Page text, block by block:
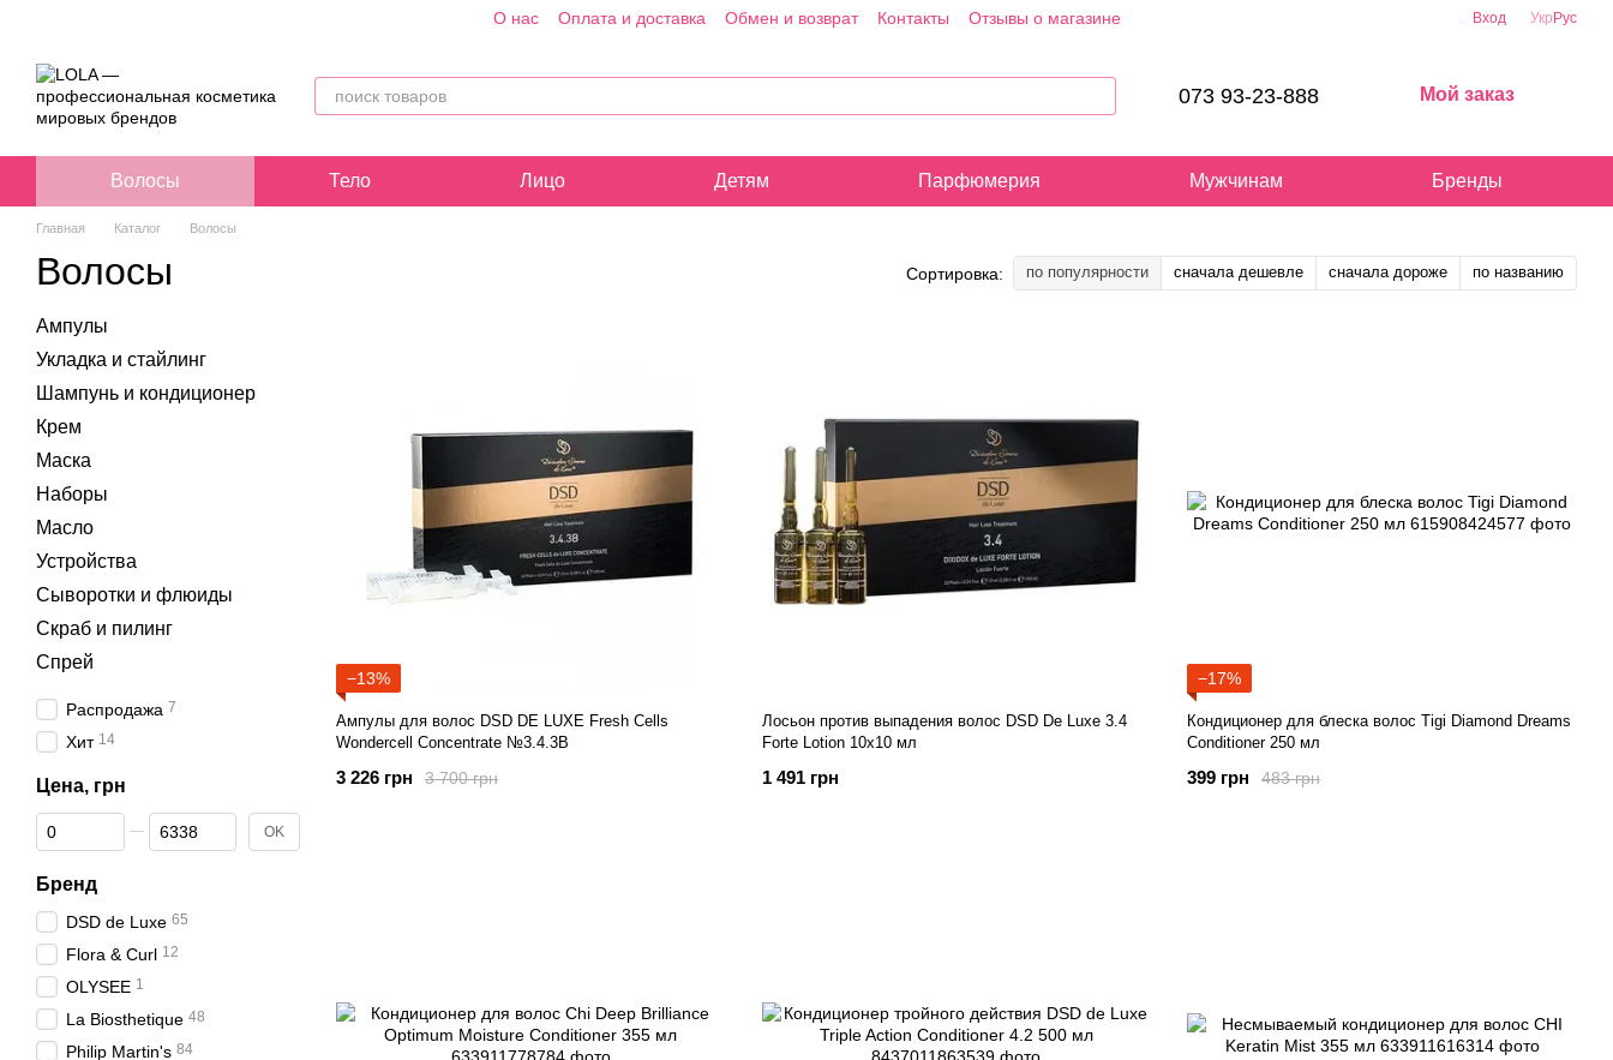
О нас Оплата и доставка Обмен и возврат Контакты Отзывы о магазине Вход Укр Рус
073 93-23-888 Мой заказ
Волосы Тело Лицо Детям Парфюмерия Мужчинам Бренды
Главная Каталог Волосы
Волосы Сортировка: по популярности сначала дешевле сначала дороже по названию
−13%
Ампулы для волос DSD DE LUXE Fresh Cells
Wondercell Concentrate №3.4.3В
3 700 грн
3 226 грн
Лосьон против выпадения волос DSD De Luxe 3.4
Forte Lotion 10x10 мл
1 491 грн
−17%
Кондиционер для блеска волос Tigi Diamond Dreams
Conditioner 250 мл
483 грн
399 грн
Ампулы
Укладка и стайлинг
Шампунь и кондиционер
Крем
Маска
Наборы
Масло
Устройства
Сыворотки и флюиды
Скраб и пилинг
Спрей
Распродажа 7
Хит 14
Цена, грн
От Цена, грн
До Цена, грн OK
Бренд
DSD de Luxe 65
Flora & Curl 12
OLYSEE 1
La Biosthetique 48
Philip Martin's 84